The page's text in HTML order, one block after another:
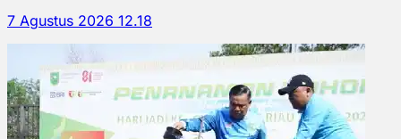
7 Agustus 2026 12.18